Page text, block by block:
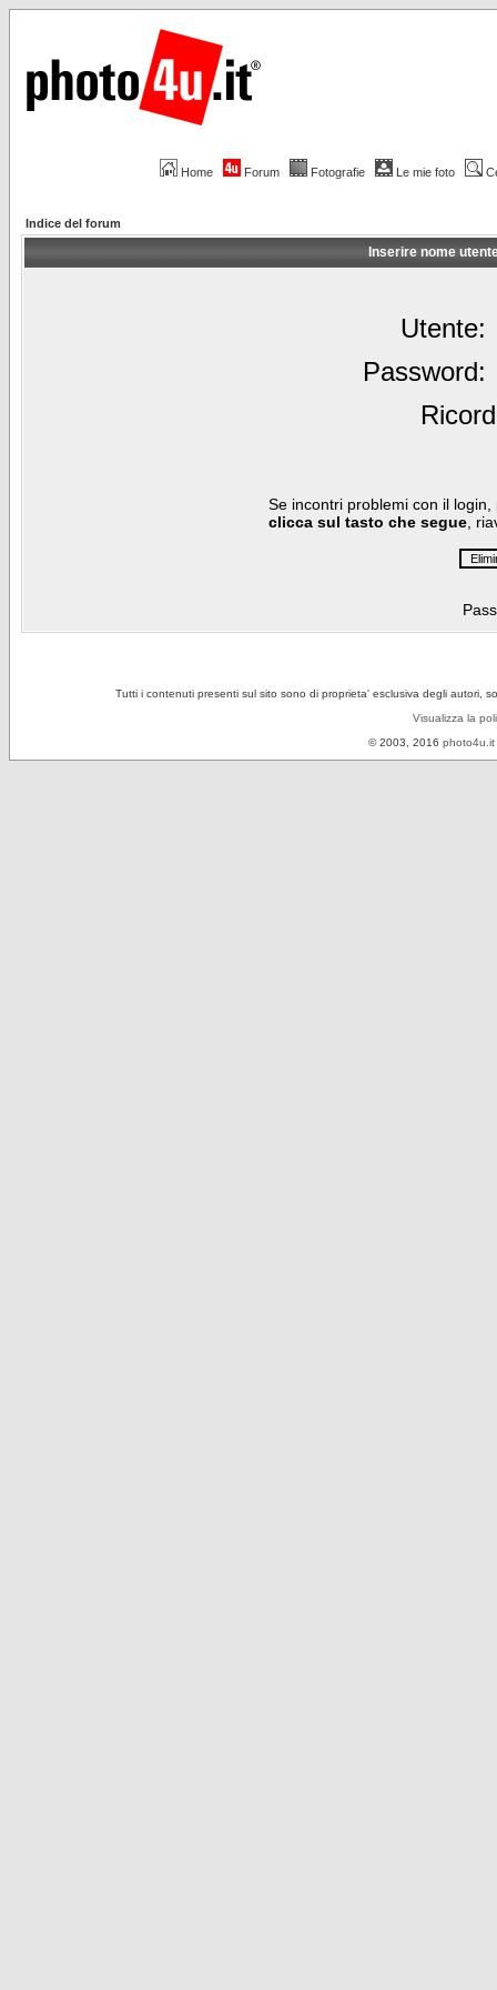
Home Forum Fotografie Le mie foto
Indice del forum
Inserire nome
Utente:
Password:
Se incontri problemi con il
clicca sul tasto che segue ,
Tutti i contenuti presenti sul sito sono di proprieta' esclusiva degli autori,
Visualizza la
© 2003, 2016 photo4u.it